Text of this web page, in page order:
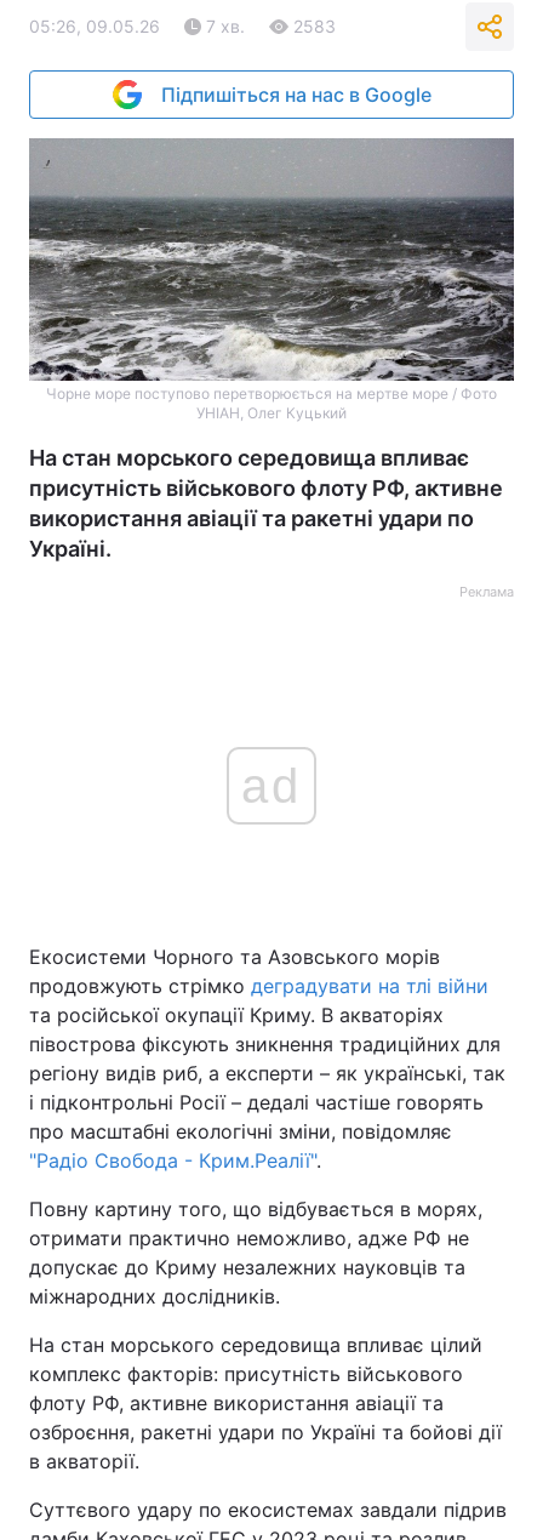
05:26, 09.05.26 7 хв. 2583
Підпишіться на нас в Google
Чорне море поступово перетворюється на мертве море / Фото
УНІАН, Олег Куцький
На стан морського середовища впливає
присутність військового флоту РФ, активне
використання авіації та ракетні удари по
Україні.
Реклама
ad
Екосистеми Чорного та Азовського морів
продовжують стрімко деградувати на тлі війни
та російської окупації Криму. В акваторіях
півострова фіксують зникнення традиційних для
регіону видів риб, а експерти – як українські, так
і підконтрольні Росії – дедалі частіше говорять
про масштабні екологічні зміни, повідомляє
"Радіо Свобода - Крим.Реалії".
Повну картину того, що відбувається в морях,
отримати практично неможливо, адже РФ не
допускає до Криму незалежних науковців та
міжнародних дослідників.
На стан морського середовища впливає цілий
комплекс факторів: присутність військового
флоту РФ, активне використання авіації та
озброєння, ракетні удари по Україні та бойові дії
в акваторії.
Суттєвого удару по екосистемах завдали підрив